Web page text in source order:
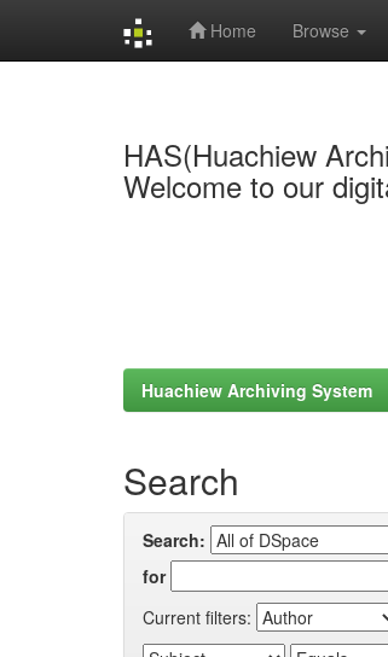
Home Browse
HAS(Huachiew
Welcome to our
Huachiew Archiving System
Search
Search:
for
Current filters: